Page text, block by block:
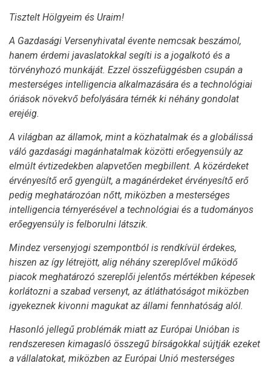
Tisztelt Hölgyeim és Uraim!
A Gazdasági Versenyhivatal évente nemcsak beszámol,
hanem érdemi javaslatokkal segíti is a jogalkotó és a
törvényhozó munkáját. Ezzel összefüggésben csupán a
mesterséges intelligencia alkalmazására és a technológiai
óriások növekvő befolyására térnék ki néhány gondolat
erejéig.
A világban az államok, mint a közhatalmak és a globálissá
váló gazdasági magánhatalmak közötti erőegyensúly az
elmúlt évtizedekben alapvetően megbillent. A közérdeket
érvényesítő erő gyengült, a magánérdeket érvényesítő erő
pedig meghatározóan nőtt, miközben a mesterséges
intelligencia térnyerésével a technológiai és a tudományos
erőegyensúly is felborulni látszik.
Mindez versenyjogi szempontból is rendkívül érdekes,
hiszen az így létrejött, alig néhány szereplővel működő
piacok meghatározó szereplői jelentős mértékben képesek
korlátozni a szabad versenyt, az átláthatóságot miközben
igyekeznek kivonni magukat az állami fennhatóság alól.
Hasonló jellegű problémák miatt az Európai Unióban is
rendszeresen kimagasló összegű bírságokkal sújtják ezeket
a vállalatokat, miközben az Európai Unió mesterséges